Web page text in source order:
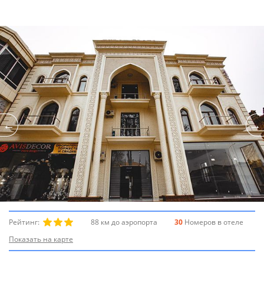
Рейтинг: 88 км до аэропорта 30 Номеров в отеле
Показать на карте